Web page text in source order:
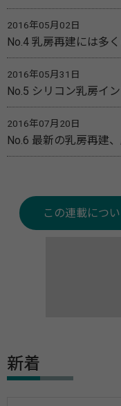
2016年05月02日
No.4 乳房再建には多
2016年05月31日
No.5 シリコン乳房イ
2016年07月20日
No.6 最新の乳房再建
この連載につ
新着